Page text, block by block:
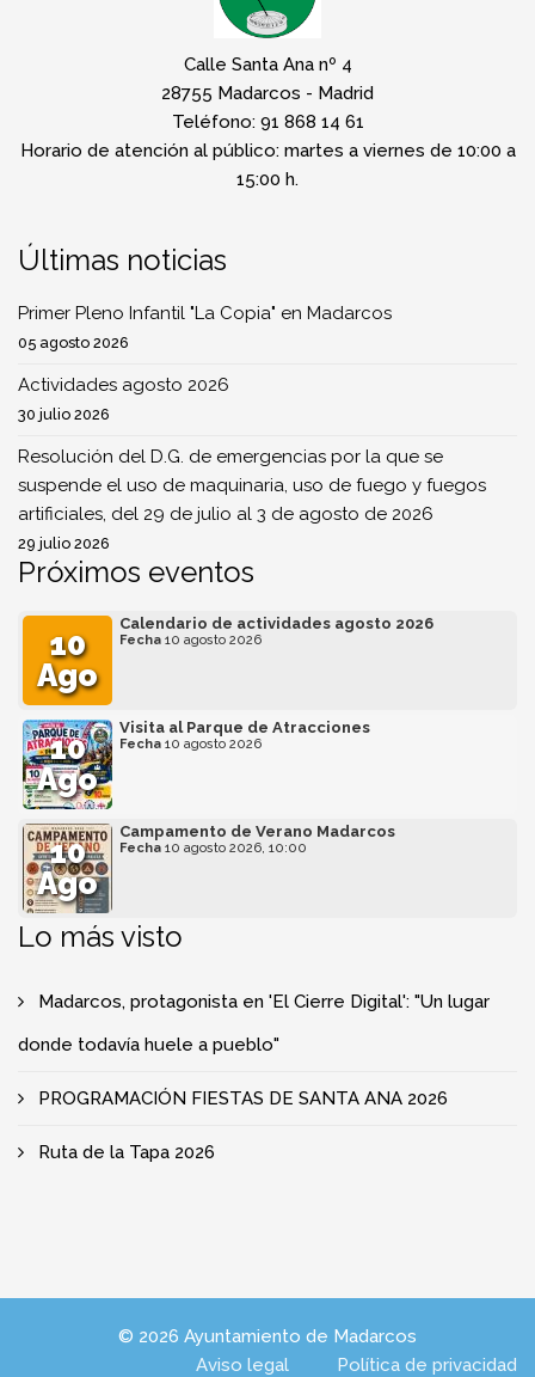
Calle Santa Ana nº 4
28755 Madarcos - Madrid
Teléfono: 91 868 14 61
Horario de atención al público: martes a viernes de 10:00 a
15:00 h.
Últimas noticias
Primer Pleno Infantil "La Copia" en Madarcos
05 agosto 2026
Actividades agosto 2026
30 julio 2026
Resolución del D.G. de emergencias por la que se
suspende el uso de maquinaria, uso de fuego y fuegos
artificiales, del 29 de julio al 3 de agosto de 2026
29 julio 2026
Próximos eventos
10
Ago
Calendario de actividades agosto 2026
Fecha 10 agosto 2026
10
Ago
Visita al Parque de Atracciones
Fecha 10 agosto 2026
10
Ago
Campamento de Verano Madarcos
Fecha 10 agosto 2026, 10:00
Lo más visto
Madarcos, protagonista en 'El Cierre Digital': "Un lugar
donde todavía huele a pueblo"
PROGRAMACIÓN FIESTAS DE SANTA ANA 2026
Ruta de la Tapa 2026
© 2026 Ayuntamiento de Madarcos
Aviso legal
Política de privacidad